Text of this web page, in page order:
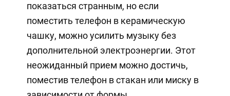
показаться странным, но если
поместить телефон в керамическую
чашку, можно усилить музыку без
дополнительной электроэнергии. Этот
неожиданный прием можно достичь,
поместив телефон в стакан или миску в